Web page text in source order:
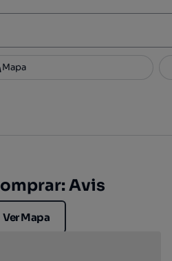
2
Mapa
Avis
Ver Mapa